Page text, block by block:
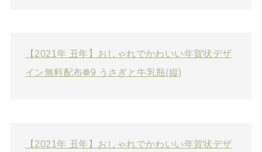
【2021年 丑年】おしゃれでかわいい年賀状デザ
イン無料配布❁9 うさぎと牛乳瓶(縦)
【2021年 丑年】おしゃれでかわいい年賀状デザ